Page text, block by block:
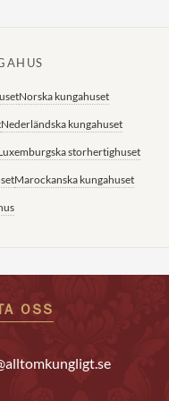
Norska kungahuset
Nederländska kungahuset
storhertighuset
Marockanska kungahuset
OSS